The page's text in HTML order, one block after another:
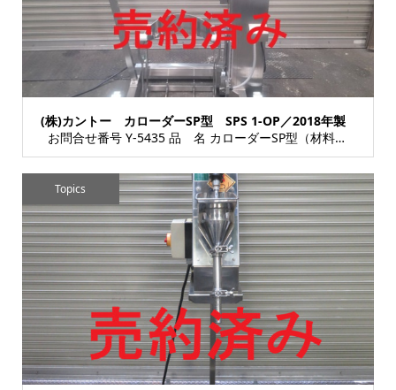
(株)カントー カローダーSP型 SPS 1-OP／2018年製
お問合せ番号 Y-5435 品 名 カローダーSP型（材料投入専用機） 型 式 SP...
Topics